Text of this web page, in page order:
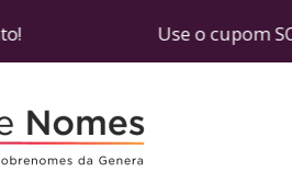
Use o cupom